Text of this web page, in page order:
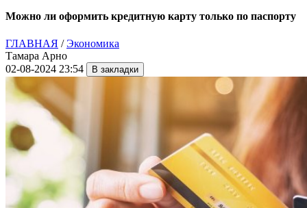
Можно ли оформить кредитную карту только по паспорту
ГЛАВНАЯ /Экономика
Тамара Арно
02-08-2024 23:54